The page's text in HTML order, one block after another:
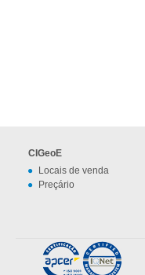
CIGeoE
Locais de venda
Preçário